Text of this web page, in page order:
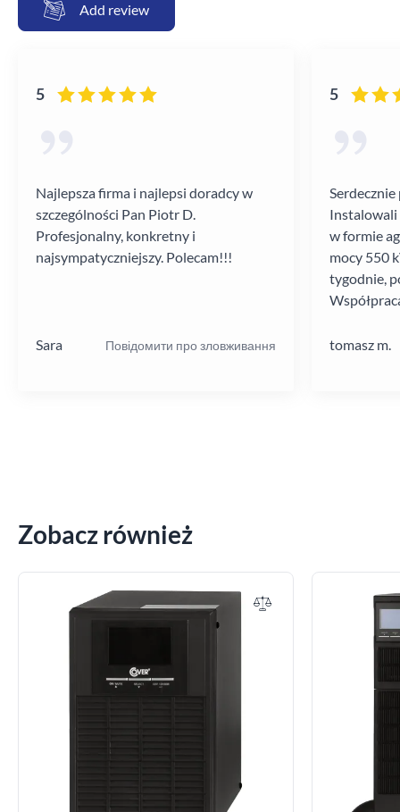
Add review
5
Najlepsza firma i najlepsi doradcy w
szczególności Pan Piotr D.
Profesjonalny, konkretny i
najsympatyczniejszy. Polecam!!!
Sara Повідомити про зловживання
5
Instalowali
w formie
mocy 550
tygodnie,
tomasz m.
Zobacz również